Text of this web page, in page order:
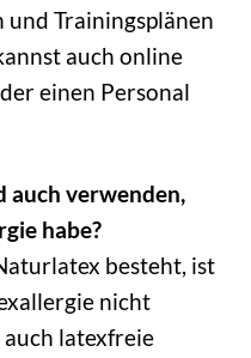
Trainingsplänen
auch online
einen Personal
auch verwenden,
habe?
besteht, ist
nicht
auch latexfreie